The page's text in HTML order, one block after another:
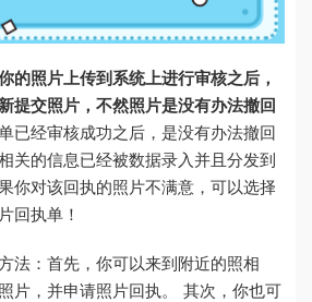
的照片上传到系统上进行审核之后，
提交照片，不然照片是没有办法撤回
已经审核成功之后，是没有办法撤回
关的信息已经被数据录入并且分发到
你对该回执的照片不满意，可以选择
回执单！
法：首先，你可以来到附近的照相
片，并申请照片回执。 其次，你也可